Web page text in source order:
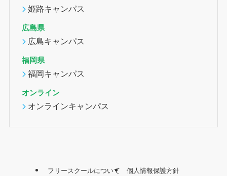
姫路キャンパス
広島県
広島キャンパス
福岡県
福岡キャンパス
オンライン
オンラインキャンパス
フリースクールについて 個人情報保護方針